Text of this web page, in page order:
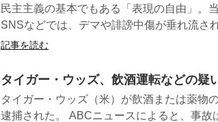
民主主義の基本でもある「表現の自由」。
SNSなどでは、デマや誹謗中傷が垂れ流さ
記事を読む
タイガー・ウッズ、飲酒運転などの疑
タイガー・ウッズ（米）が飲酒または薬物
逮捕された。 ABCニュースによると、事故